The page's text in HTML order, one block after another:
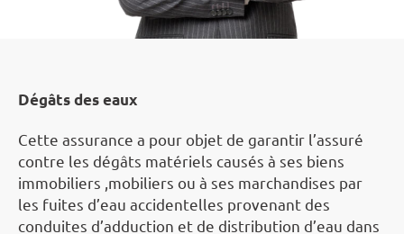
Dégâts des eaux
Cette assurance a pour objet de garantir l’assuré
contre les dégâts matériels causés à ses biens
immobiliers ,mobiliers ou à ses marchandises par
les fuites d’eau accidentelles provenant des
conduites d’adduction et de distribution d’eau dans